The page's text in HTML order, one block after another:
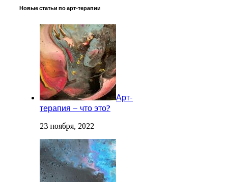
Новые статьи по арт-терапии
Арт-
терапия – что это?
23 ноября, 2022